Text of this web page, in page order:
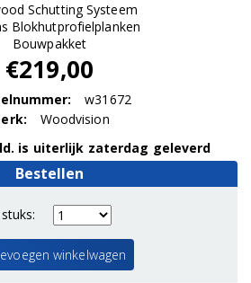
Schutting Systeem
Blokhutprofielplanken
Bouwpakket
€219,00
w31672
Woodvision
is uiterlijk zaterdag geleverd
Bestellen
winkelwagen